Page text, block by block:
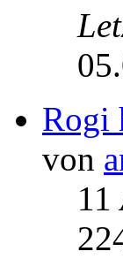
Rogi
von
11